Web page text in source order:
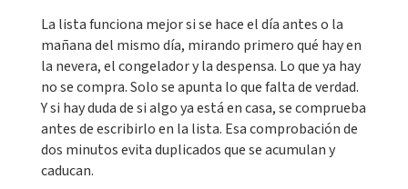
La lista funciona mejor si se hace el día antes o la
mañana del mismo día, mirando primero qué hay en
la nevera, el congelador y la despensa. Lo que ya hay
no se compra. Solo se apunta lo que falta de verdad.
Y si hay duda de si algo ya está en casa, se comprueba
antes de escribirlo en la lista. Esa comprobación de
dos minutos evita duplicados que se acumulan y
caducan.